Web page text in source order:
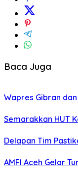
Baca Juga
Wapres Gibran
Semarakkan HUT
Delapan Tim
AMFI Aceh Gelar